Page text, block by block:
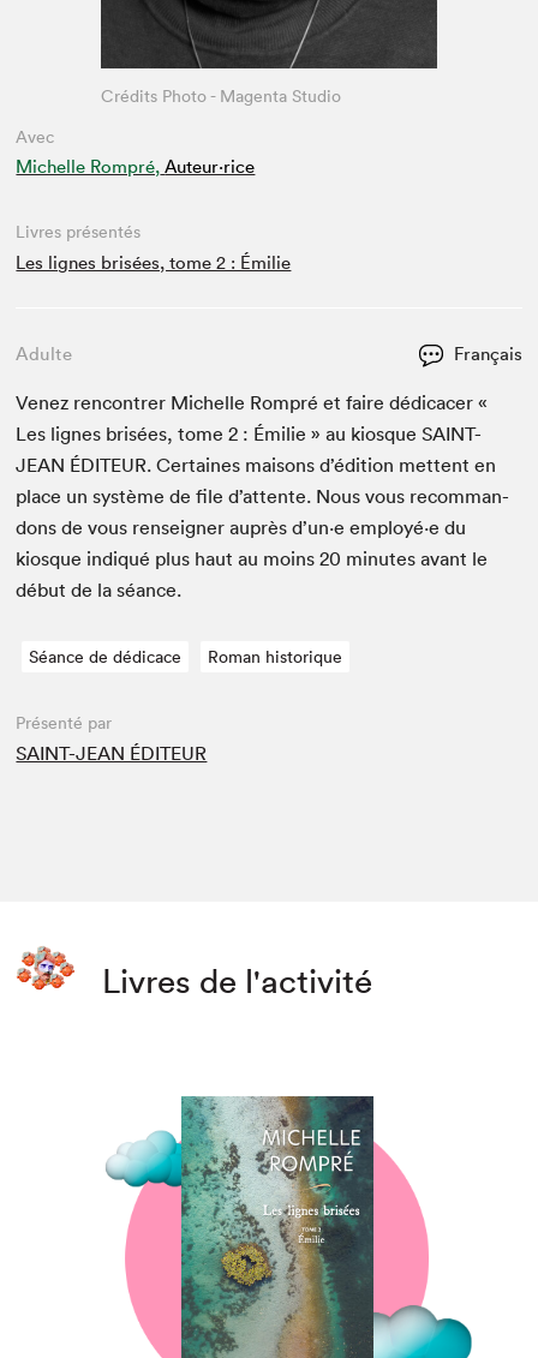
Avec
Michelle Rompré, Auteur·rice
Crédits Photo - Magenta Studio
Livres présentés
Les lignes brisées, tome 2 : Émilie
Adulte Français
Venez ren­con­tr­er Michelle Rompré et faire dédi­cac­er «
Les lignes brisées, tome2 : Émi­lie » au kiosqueSAINT-
JEAN ÉDI­TEUR. Cer­taines maisons d’édi­tion met­tent en
place un sys­tème de file d’at­tente. Nous vous recom­man­
dons de vous ren­seign­er auprès d’un·e employé·e du
kiosque indiqué plus haut au moins20 min­utes avant le
début de la séance.
Séance de dédicace Roman historique
Présenté par
SAINT-JEAN ÉDITEUR
Livres de l'activité